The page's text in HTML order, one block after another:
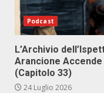
Podcast
L’Archivio
Arancione
(Capitolo 33)
24 Luglio 2026